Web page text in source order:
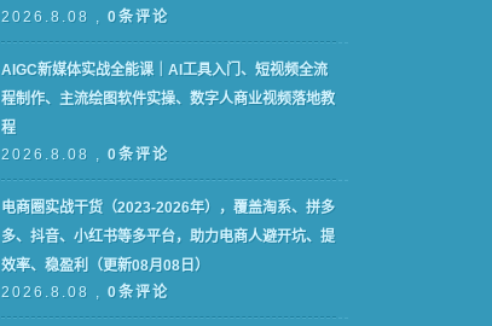
2026.8.08 , 0条评论
AIGC新媒体实战全能课｜AI工具入门、短视频全流
程制作、主流绘图软件实操、数字人商业视频落地教
程
2026.8.08 , 0条评论
电商圈实战干货（2023-2026年），覆盖淘系、拼多
多、抖音、小红书等多平台，助力电商人避开坑、提
效率、稳盈利（更新08月08日）
2026.8.08 , 0条评论